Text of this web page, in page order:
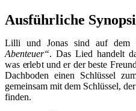
Ausführliche
Lilli und Jonas sind auf dem
Abenteuer“. Das Lied handelt
was erlebt und er der beste
Dachboden einen Schlüssel
gemeinsam mit dem Schlüssel,
finden.